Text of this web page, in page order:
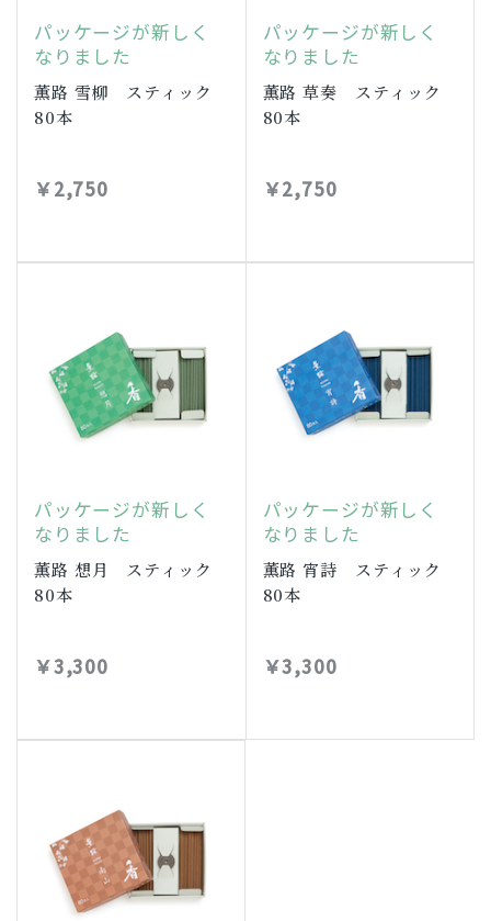
パッケージが新しく
なりました
薫路 雪柳 スティック
80本
￥2,750
パッケージが新しく
なりました
薫路 草奏 スティック
80本
￥2,750
パッケージが新しく
なりました
薫路 想月 スティック
80本
￥3,300
パッケージが新しく
なりました
薫路 宵詩 スティック
80本
￥3,300